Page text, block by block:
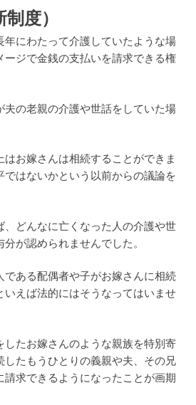
度）
年にわたって介護していたような場
ージで金銭の支払いを請求できる権
夫の老親の介護や世話をしていた場
お嫁さんは相続することができま
はないかという以前からの議論を
、どんなに亡くなった人の介護や世
が認められませんでした。
である配偶者や子がお嫁さんに相続
いえば法的にはそうなってはいませ
したお嫁さんのような親族を特別寄
したもうひとりの義親や夫、その兄
請求できるようになったことが画期